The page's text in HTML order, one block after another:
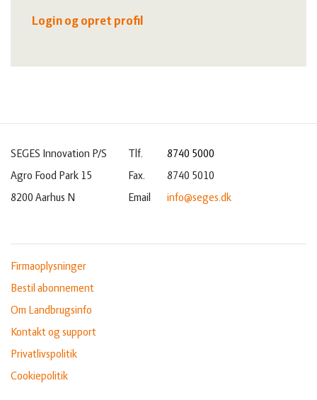
Login og opret profil
SEGES Innovation P/S
Agro Food Park 15
8200 Aarhus N
Tlf.
8740 5000
Fax.
8740 5010
Email
info@seges.dk
Firmaoplysninger
Bestil abonnement
Om Landbrugsinfo
Kontakt og support
Privatlivspolitik
Cookiepolitik